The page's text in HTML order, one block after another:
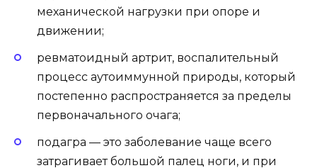
механической нагрузки при опоре и
движении;
ревматоидный артрит, воспалительный
процесс аутоиммунной природы, который
постепенно распространяется за пределы
первоначального очага;
подагра — это заболевание чаще всего
затрагивает большой палец ноги, и при